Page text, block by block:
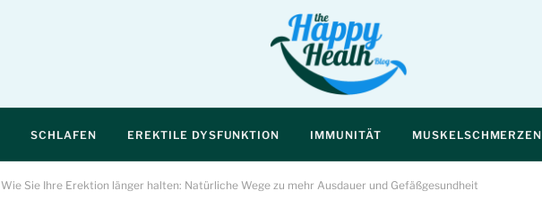
SCHLAFEN EREKTILE DYSFUNKTION IMMUNITÄT MUSKELSCHMERZEN
Wie Sie Ihre Erektion länger halten: Natürliche Wege zu mehr Ausdauer und Gefäßgesundheit